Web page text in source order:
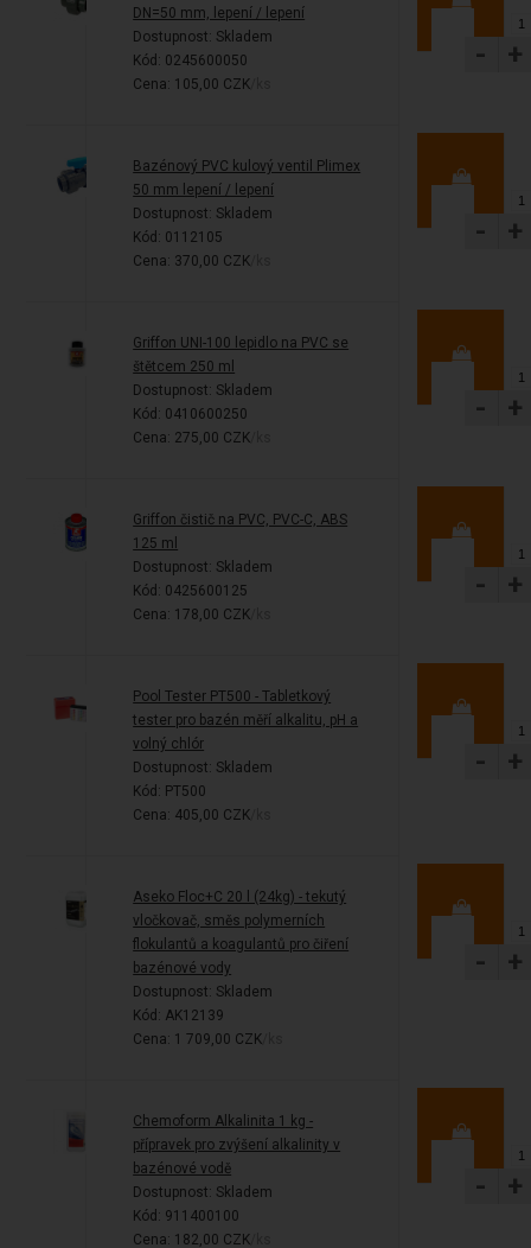
DN=50 mm, lepení / lepení
Dostupnost: Skladem
Kód: 0245600050
Cena: 105,00 CZK
- +
Bazénový PVC kulový ventil Plimex
50 mm lepení / lepení
Dostupnost: Skladem
Kód: 0112105
Cena: 370,00 CZK
- +
Griffon UNI-100 lepidlo na PVC se
štětcem 250 ml
Dostupnost: Skladem
Kód: 0410600250
Cena: 275,00 CZK
- +
Griffon čistič na PVC, PVC-C, ABS
125 ml
Dostupnost: Skladem
Kód: 0425600125
Cena: 178,00 CZK
- +
Pool Tester PT500 - Tabletkový
tester pro bazén měří alkalitu, pH a
volný chlór
Dostupnost: Skladem
Kód: PT500
Cena: 405,00 CZK
- +
Aseko Floc+C 20 l (24kg) - tekutý
vločkovač, směs polymerních
flokulantů a koagulantů pro čiření
bazénové vody
Dostupnost: Skladem
Kód: AK12139
Cena: 1 709,00 CZK
- +
Chemoform Alkalinita 1 kg -
přípravek pro zvýšení alkalinity v
bazénové vodě
Dostupnost: Skladem
Kód: 911400100
Cena: 182,00 CZK
- +